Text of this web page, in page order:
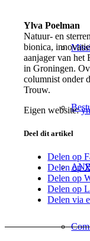
Ylva Poelman
Natuur- en
bionica,
aanjager van het
in Groningen.
columnist onder
Trouw.
Eigen website:
Deel dit artikel
Delen op
Delen op
Delen op
Delen op
Delen via